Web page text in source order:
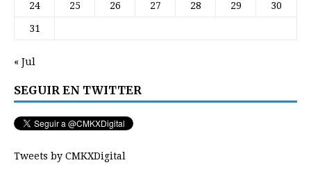
24 25 26 27 28 29 30
31
« Jul
SEGUIR EN TWITTER
Tweets by CMKXDigital